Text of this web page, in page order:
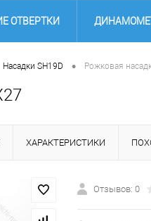
ОТВЕРТКИ
МОМЕНТА
Насадки SH19D • Рожковая
ХАРАКТЕРИСТИКИ
Отзывов: 0